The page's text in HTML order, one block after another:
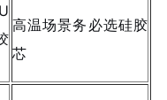
高温场景务必选硅胶
芯